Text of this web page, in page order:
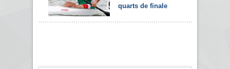
quarts de finale